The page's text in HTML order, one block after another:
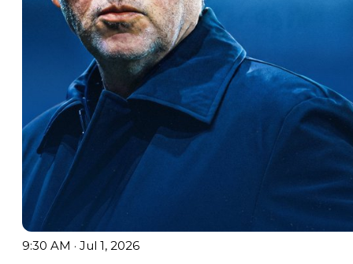
9:30 AM · Jul 1, 2026